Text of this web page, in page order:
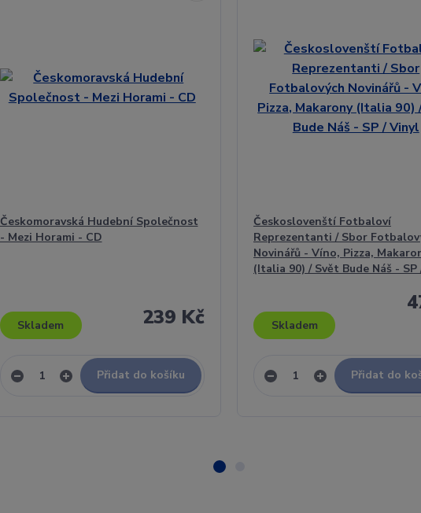
Českomoravská Hudební Společnost
- Mezi Horami - CD
239 Kč
Skladem
Přidat do košíku
Českoslovenští Fotbaloví
Reprezentanti / Sbor
Novinářů - Víno, Pizza,
(Italia 90) / Svět Bude Náš -
Skladem
Přidat do